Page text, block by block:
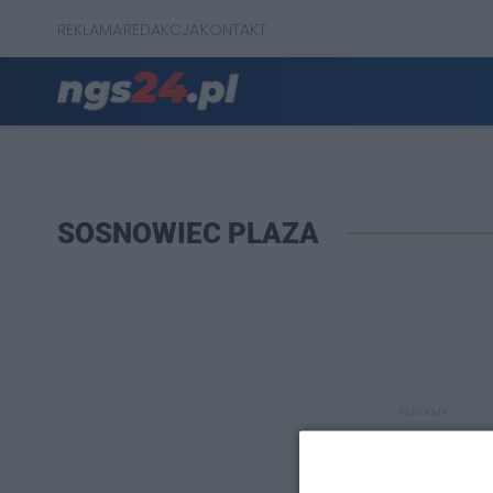
REKLAMAREDAKCJAKONTAKT
SOSNOWIEC PLAZA